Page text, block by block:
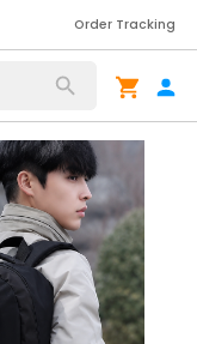
Order Tracking